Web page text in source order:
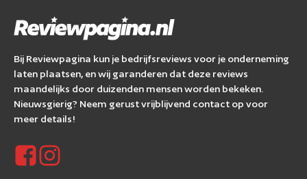
Bij Reviewpagina kun je bedrijfsreviews voor je onderneming
laten plaatsen, en wij garanderen dat deze reviews
maandelijks door duizenden mensen worden bekeken.
Nieuwsgierig? Neem gerust vrijblijvend contact op voor
meer details!